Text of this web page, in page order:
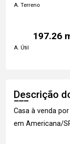
A. Terreno
197.26
A. Útil
Descrição
Casa à venda
em Americana/